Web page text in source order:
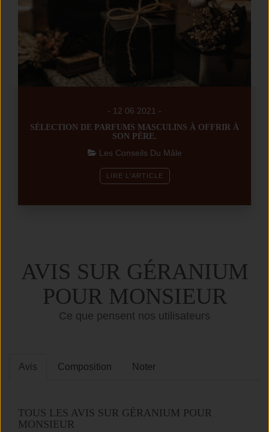
- 12 06 2021 -
SÉLECTION DE PARFUMS MASCULINS À OFFRIR À
SON PÈRE.
Les Conseils Du Mâle
LIRE L'ARTICLE
AVIS SUR GÉRANIUM
POUR MONSIEUR
Ce que pensent nos utilisateurs
Avis Composition Noter
TOUS LES AVIS SUR GÉRANIUM POUR
MONSIEUR